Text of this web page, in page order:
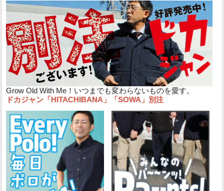
Grow Old With Me！いつまでも変わらないものを愛す。
ドカジャン「HITACHIBANA」「SOWA」別注